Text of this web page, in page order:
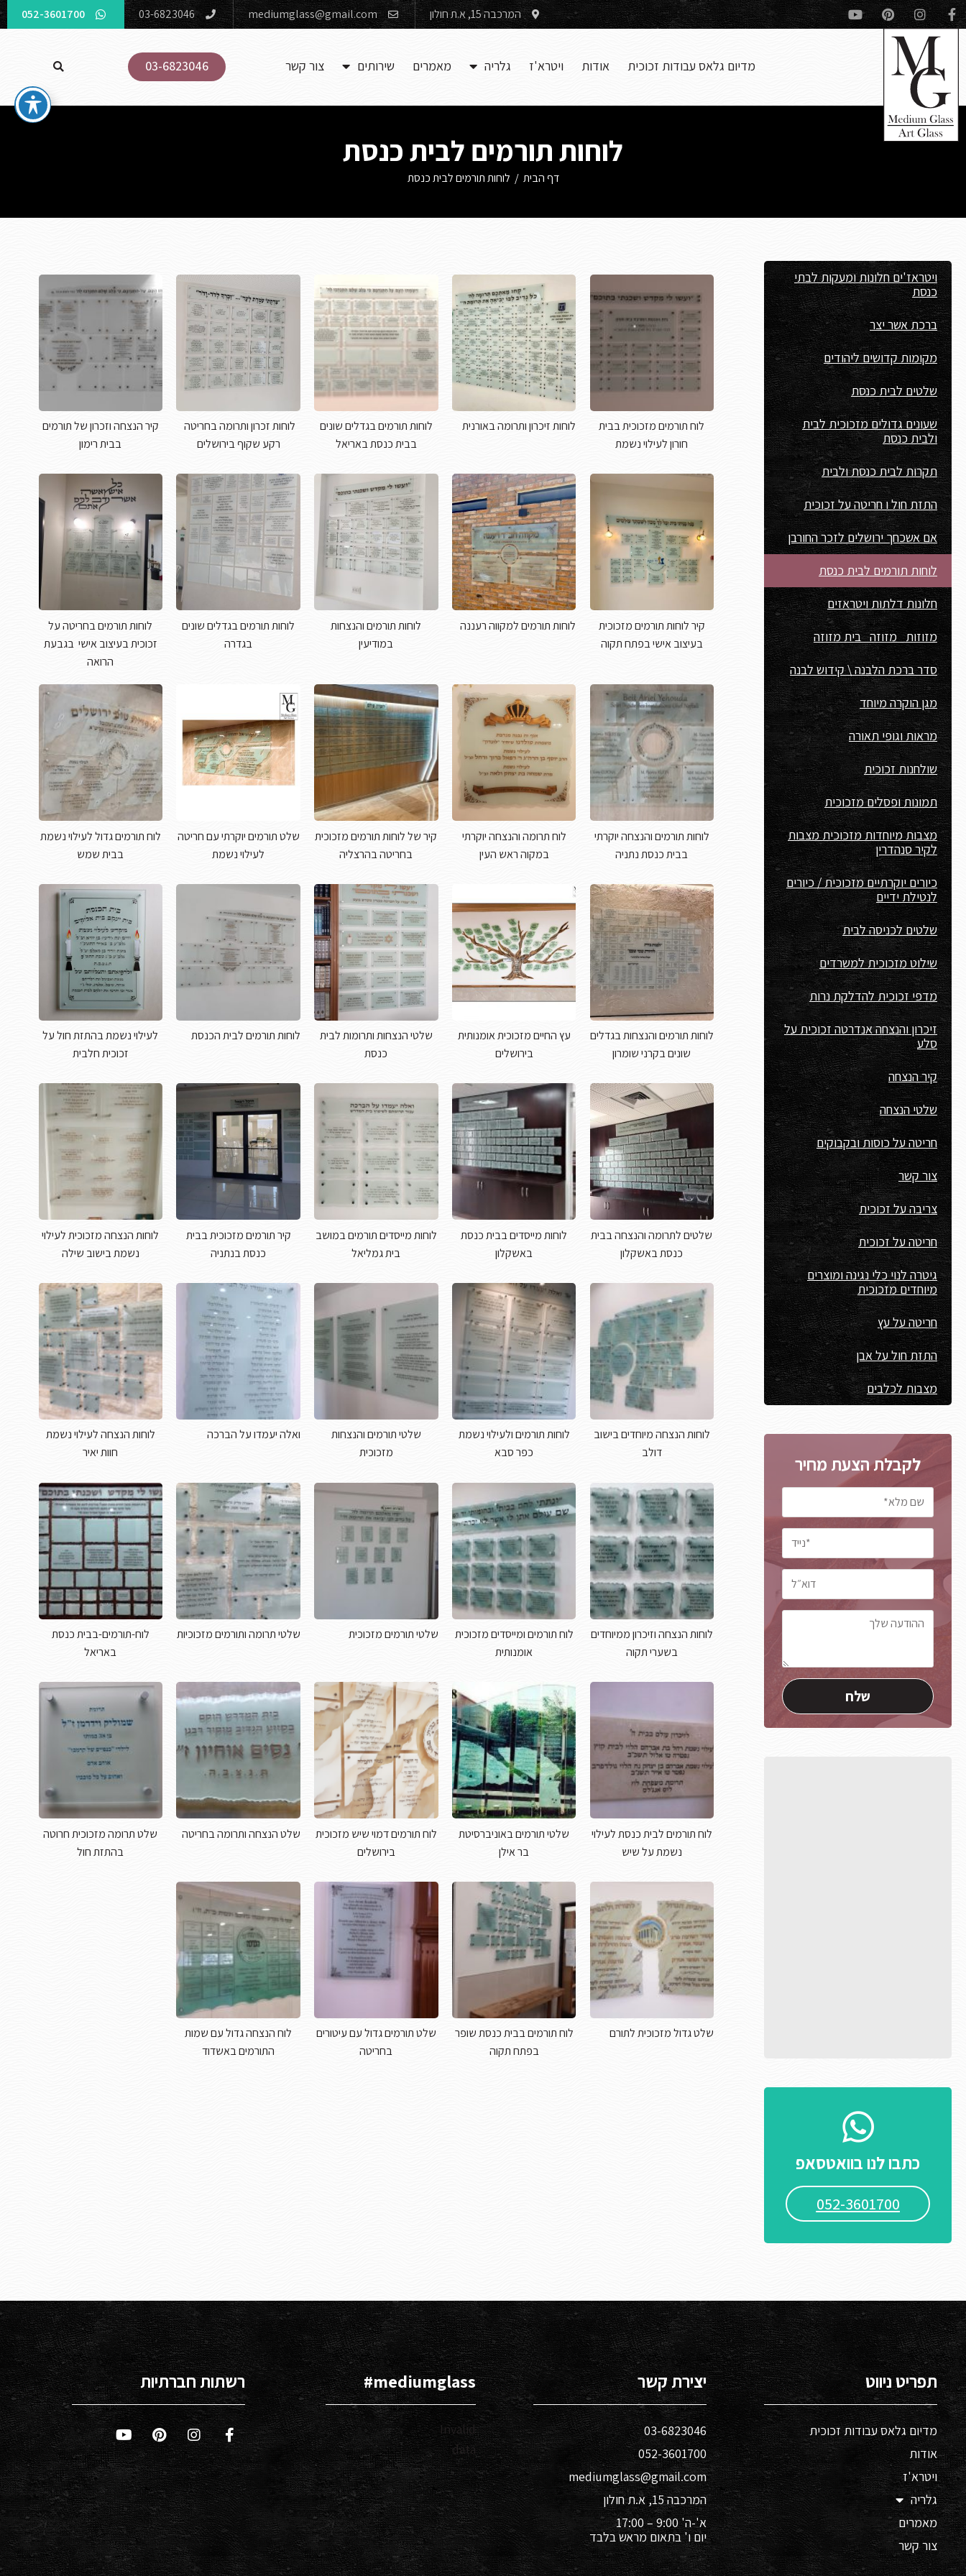
המרכבה 15, א.ת חולון mediumglass@gmail.com
03-6823046
052-3601700
מדיום גלאס עבודות זכוכית אודות ויטרא'ז גלריה מאמרים שירותים צור קשר 03-6823046
לוחות תורמים לבית כנסת
דף הבית / לוחות תורמים לבית כנסת
ויטראז'ים חלונות ומעקות לבתי
כנסת
ברכת אשר יצר
מקומות קדושים ליהודים
שלטים לבית כנסת
שעונים גדולים מזכוכית לבית
ולבית כנסת
תקרות לבית כנסת ולבית
התזת חול ו חריטה על זכוכית
אם אשכחך ירושלים לזכר החורבן
לוחות תורמים לבית כנסת
חלונות דלתות ויטראזים
מזוזות מזוזה בית מזוזה
סדר ברכת הלבנה \ קידוש לבנה
מגן הוקרה מיוחד
מראות וגופי תאורה
שולחנות זכוכית
תמונות ופסלים מזכוכית
מצבות מיוחדות מזכוכית מצבות
לקיר סנהדרין
כיורים יוקרתיים מזכוכית / כיורים
לנטילת ידיים
שלטים לכניסה לבית
שילוט מזכוכית למשרדים
מדפי זכוכית להדלקת נרות
זיכרון והנצחה אנדרטה זכוכית על
סלע
קיר הנצחה
שלטי הנצחה
חריטה על כוסות ובקבוקים
צור קשר
צריבה על זכוכית
חריטה על זכוכית
גיטרה לנוי כלי נגינה ומוצרים
מיוחדים מזכוכית
חריטה על עץ
התזת חול על אבן
מצבות לכלבים
לקבלת הצעת מחיר
כתבו לנו בוואטסאפ
052-3601700
לוח תורמים מזכוכית בבית
חורון לעילוי נשמת
לוחות זיכרון ותרומה באורנית
לוחות תורמים בגדלים שונים
בבית כנסת באריאל
לוחות זכרון ותרומה בחריטה
רקע שקוף בירושלים
קיר הנצחה וזכרון של תורמים
בבית רימון
קיר לוחות תורמים מזכוכית
בעיצוב אישי בפתח תקוה
לוחות תורמים למקווה רעננה
לוחות תורמים והנצחות
במודיעין
לוחות תורמים בגדלים שונים
בגדרה
לוחות תורמים בחריטה על
זכוכית בעיצוב אישי בגבעת
הרואה
לוחות תורמים והנצחה יוקרתי
בבית כנסת נתניה
לוח תרומה והנצחה יוקרתי
במקוה ראש העין
קיר של לוחות תורמים מזכוכית
בחריטה בהרצליה
שלט תורמים יוקרתי עם חריטה
לעילוי נשמת
לוח תורמים גדול לעילוי נשמת
בבית שמש
לוחות תורמים והנצחות בגדלים
שונים בקרני שומרון
עץ החיים מזכוכית אומנותית
בירושלים
שלטי הנצחות ותרומות לבית
כנסת
לוחות תורמים לבית הכנסת
לעילוי נשמת בהתזת חול על
זכוכית חלבית
שלטים לתרומה והנצחה בבית
כנסת באשקלון
לוחות מייסדים בבית כנסת
באשקלון
לוחות מייסדים תורמים במושב
בית גמליאל
קיר תורמים מזכוכית בבית
כנסת בנתניה
לוחות הנצחה מזכוכית לעילוי
נשמת בישוב שילה
לוחות הנצחה מיוחדים בישוב
דולב
לוחות תורמים ולעילוי נשמת
כפר סבא
שלטי תורמים והנצחות
מזכוכית
ואלה יעמדו על הברכה
לוחות הנצחה לעילוי נשמת
חוות יאיר
לוחות הנצחה וזיכרון ממיוחדים
בשערי תקוה
לוח תורמים ומייסדים מזכוכית
אומנותית
שלטי תורמים מזכוכית שלטי תרומה ותורמים מזכוכיות
לוח-תורמים-בבית כנסת
באריאל
לוח תורמים לבית כנסת לעילוי
נשמת על שיש
שלטי תורמים באוניברסיטת
בר אילן
לוח תורמים דמוי שיש מזכוכית
בירושלים
שלט הנצחה ותרומה בחריטה
שלט תרומה מזכוכית חרוטה
בהתזת חול
שלט גדול מזכוכית לתורם
לוח תורמים בבית כנסת שופר
בפתח תקוה
שלט תורמים גדול עם עיטורים
בחריטה
לוח הנצחה גדול עם שמות
התורמים באשדוד
תפריט ניווט
מדיום גלאס עבודות זכוכית
אודות
ויטרא'ז
גלריה
מאמרים
צור קשר
יצירת קשר
03-6823046​
052-3601700​
mediumglass@gmail.com
המרכבה 15, א.ת חולון​
א'-ה' 9:00 – 17:00
יום ו' בתאום מראש בלבד
mediumglass#​
Invalid
data
רשתות חברתיות